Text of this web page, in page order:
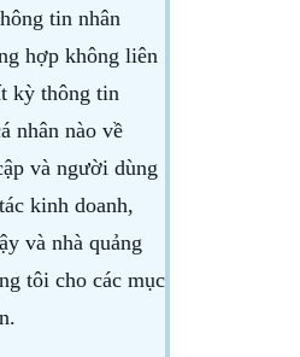
tin nhân
hợp không liên
kỳ thông tin
nhân nào về
và người dùng
kinh doanh,
và nhà quảng
tôi cho các mục